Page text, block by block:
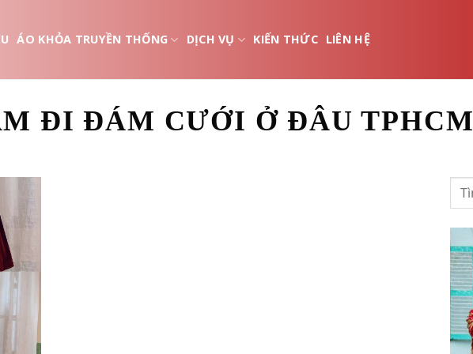
ÁO KHỎA TRUYỀN THỐNG DỊCH VỤ KIẾN THỨC LIÊN HỆ
ĐI ĐÁM CƯỚI Ở ĐÂU TPHCM